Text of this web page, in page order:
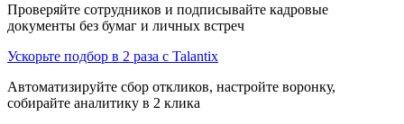
Проверяйте сотрудников и подписывайте кадровые
документы без бумаг и личных встреч
Ускорьте подбор в 2 раза с Talantix
Автоматизируйте сбор откликов, настройте воронку,
собирайте аналитику в 2 клика